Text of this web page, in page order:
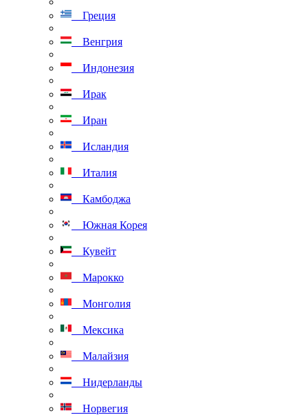
Греция
Венгрия
Индонезия
Ирак
Иран
Исландия
Италия
Камбоджа
Южная Корея
Кувейт
Марокко
Монголия
Мексика
Малайзия
Нидерланды
Норвегия